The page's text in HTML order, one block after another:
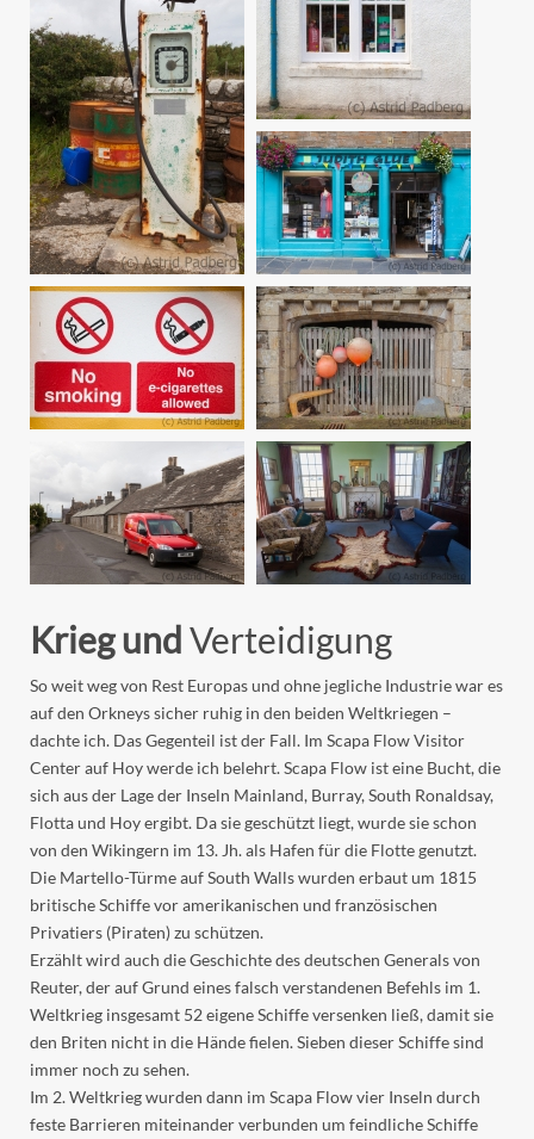
Krieg undVerteidigung
So weit weg von Rest Europas und ohne jegliche Industrie war es
auf den Orkneys sicher ruhig in den beiden Weltkriegen –
dachte ich. Das Gegenteil ist der Fall. Im Scapa Flow Visitor
Center auf Hoy werde ich belehrt. Scapa Flow ist eine Bucht, die
sich aus der Lage der Inseln Mainland, Burray, South Ronaldsay,
Flotta und Hoy ergibt. Da sie geschützt liegt, wurde sie schon
von den Wikingern im 13. Jh. als Hafen für die Flotte genutzt.
Die Martello-Türme auf South Walls wurden erbaut um 1815
britische Schiffe vor amerikanischen und französischen
Privatiers (Piraten) zu schützen.
Erzählt wird auch die Geschichte des deutschen Generals von
Reuter, der auf Grund eines falsch verstandenen Befehls im 1.
Weltkrieg insgesamt 52 eigene Schiffe versenken ließ, damit sie
den Briten nicht in die Hände fielen. Sieben dieser Schiffe sind
immer noch zu sehen.
Im 2. Weltkrieg wurden dann im Scapa Flow vier Inseln durch
feste Barrieren miteinander verbunden um feindliche Schiffe